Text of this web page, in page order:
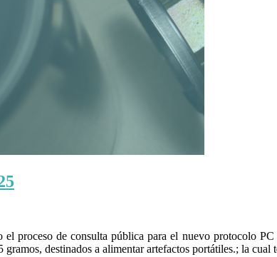
proceso de consulta pública para el nuevo protocolo
destinados a alimentar artefactos portátiles.; la cual